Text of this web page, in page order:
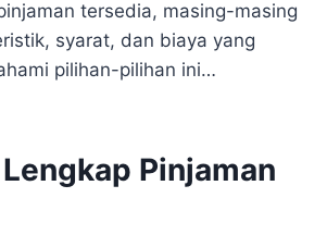
tersedia, masing-masing
syarat, dan biaya yang
pilihan-pilihan ini…
Pinjaman